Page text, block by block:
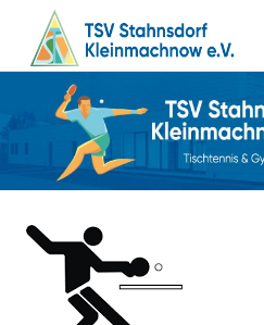
springen
TSV
Stahnsdorf
/
Kleinmachnow
e.V.
Tischtennis
Gymnastik